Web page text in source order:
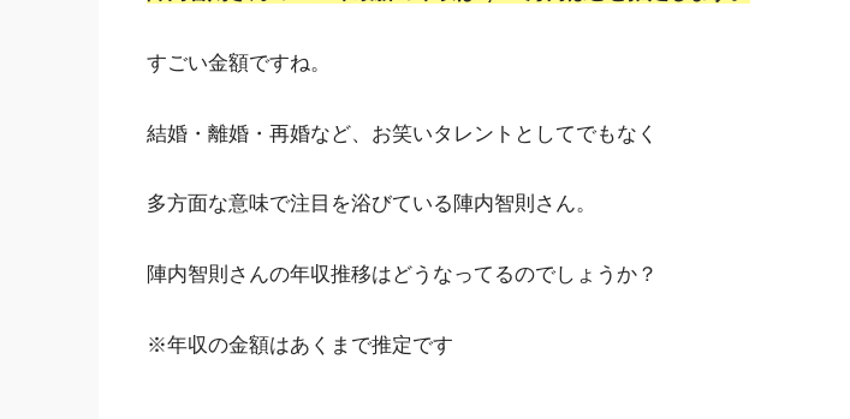
すごい金額ですね。
結婚・離婚・再婚など、お笑いタレントとしてでもなく
多方面な意味で注目を浴びている陣内智則さん。
陣内智則さんの年収推移はどうなってるのでしょうか？
※年収の金額はあくまで推定です